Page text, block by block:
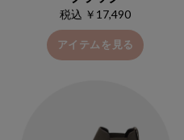
税込 ￥17,490
アイテムを見る